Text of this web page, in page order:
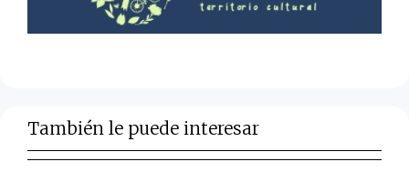
También le puede interesar